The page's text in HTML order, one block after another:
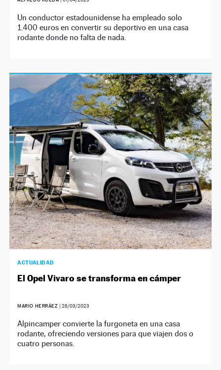
Un conductor estadounidense ha empleado solo
1.400 euros en convertir su deportivo en una casa
rodante donde no falta de nada.
ACTUALIDAD
El Opel Vivaro se transforma en cámper
MARIO HERRÁEZ | 28/03/2023
Alpincamper convierte la furgoneta en una casa
rodante, ofreciendo versiones para que viajen dos o
cuatro personas.